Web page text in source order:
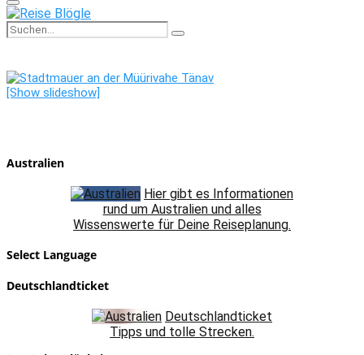
Primary
Menu
Search
for:
Search
[Show slideshow]
Australien
Hier gibt es Informationen
rund um Australien und alles
Wissenswerte für Deine Reiseplanung.
Select Language
Deutschlandticket
Deutschlandticket
Tipps und tolle Strecken.